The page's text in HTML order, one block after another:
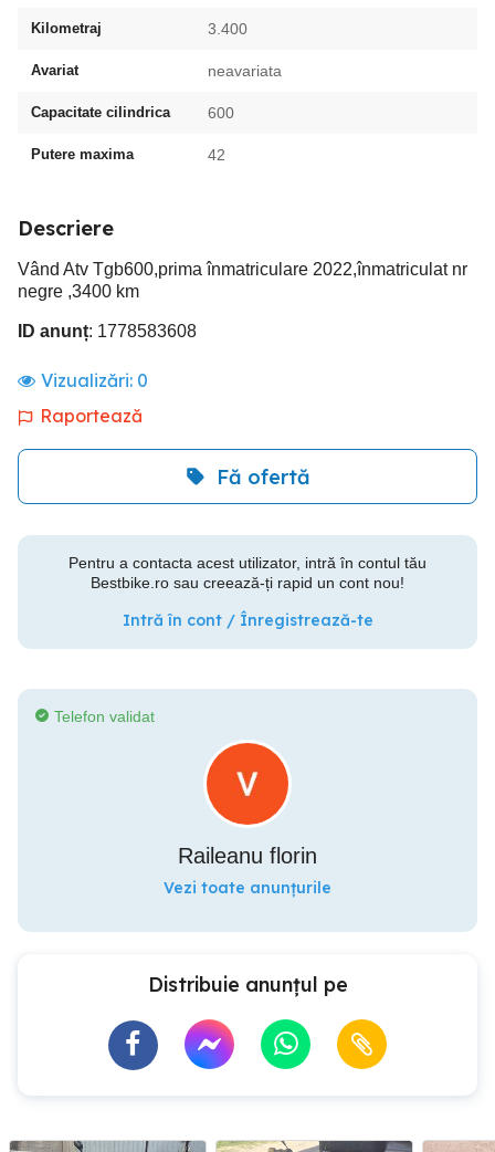
Kilometraj 3.400
Avariat neavariata
Capacitate cilindrica 600
Putere maxima 42
Descriere
Vând Atv Tgb600,prima înmatriculare 2022,înmatriculat nr
negre ,3400 km
ID anunț: 1778583608
Vizualizări: 0
Raportează
Fă ofertă
Pentru a contacta acest utilizator, intră în contul tău
Bestbike.ro sau creează-ți rapid un cont nou!
Intră în cont / Înregistrează-te
Telefon validat
Raileanu florin
Vezi toate anunțurile
Distribuie anunțul pe